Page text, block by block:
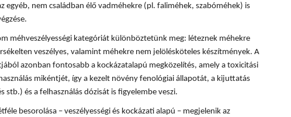
egyéb, nem családban élő vadméhekre (pl. faliméhek, szabóméhek) is
méhveszélyességi kategóriát különböztetünk meg: léteznek méhekre
veszélyes, valamint méhekre nem jelölésköteles készítmények. A
azonban fontosabb a kockázatalapú megközelítés, amely a toxicitási
mikéntjét, így a kezelt növény fenológiai állapotát, a kijuttatás
stb.) és a felhasználás dózisát is figyelembe veszi.
besorolása – veszélyességi és kockázati alapú – megjelenik az